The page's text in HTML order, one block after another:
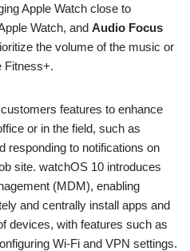
Apple Watch close to
Watch, and Audio Focus
the volume of the music or
Fitness+.
features to enhance
or in the field, such as
responding to notifications on
site. watchOS 10 introduces
(MDM), enabling
and centrally install apps and
devices, with features such as
Wi-Fi and VPN settings.